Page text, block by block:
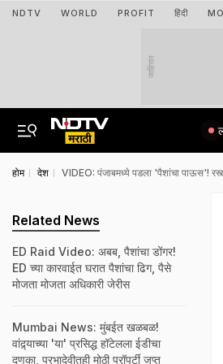
NDTV WORLD PROFIT हिंदी
जाहिरात
होम देश VIDEO: पंजाबमध्ये पडला 'पैशांचा पाऊस'!
Related News
ED Raid Video: अबब, पैशांचा डोंगर!
ED च्या कारवाईत घरात पैशांचा ढिग, पैसे
मोजता मोजता अधिकारी जेरीस
Mumbai News: मुंबईत खळबळ!
वांद्र्याच्या 'या' प्रसिद्ध हॉटेलला ईडीचा
दणका, प्रभादेवीतही मोठी प्रॉपर्टी जप्त